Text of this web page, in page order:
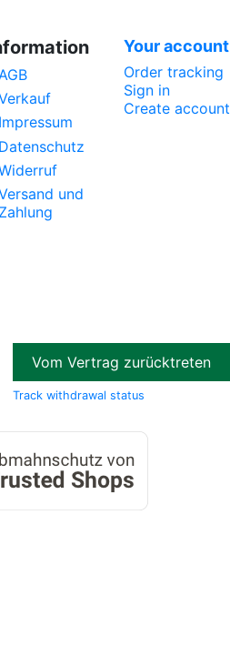
AGB
Impressum
Datenschutz
und
Zahlung
Your account
Order tracking
Sign in
Create account
Vom Vertrag zurücktreten
Track withdrawal status